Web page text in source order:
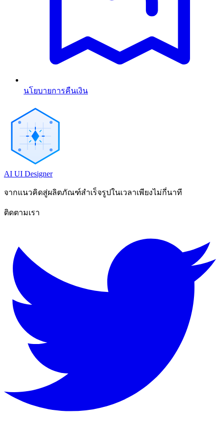
นโยบายการคืนเงิน
AI UI Designer
จากแนวคิดสู่ผลิตภัณฑ์สำเร็จรูปในเวลาเพียงไม่กี่นาที
ติดตามเรา